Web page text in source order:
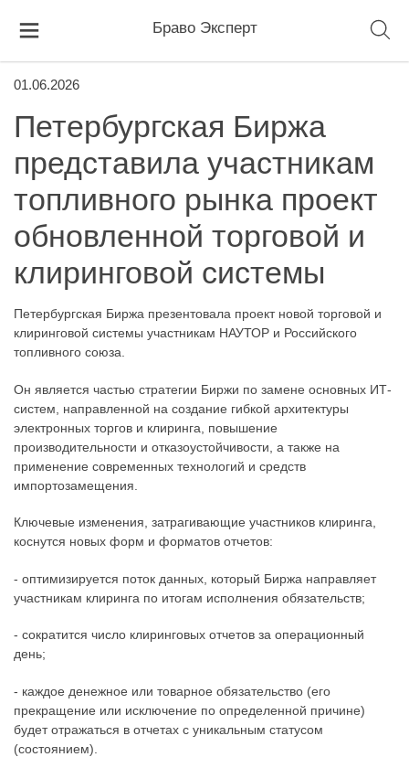
Браво Эксперт
01.06.2026
Петербургская Биржа
представила участникам
топливного рынка проект
обновленной торговой и
клиринговой системы
Петербургская Биржа презентовала проект новой торговой и
клиринговой системы участникам НАУТОР и Российского
топливного союза.
Он является частью стратегии Биржи по замене основных ИТ-
систем, направленной на создание гибкой архитектуры
электронных торгов и клиринга, повышение
производительности и отказоустойчивости, а также на
применение современных технологий и средств
импортозамещения.
Ключевые изменения, затрагивающие участников клиринга,
коснутся новых форм и форматов отчетов:
- оптимизируется поток данных, который Биржа направляет
участникам клиринга по итогам исполнения обязательств;
- сократится число клиринговых отчетов за операционный
день;
- каждое денежное или товарное обязательство (его
прекращение или исключение по определенной причине)
будет отражаться в отчетах с уникальным статусом
(состоянием).